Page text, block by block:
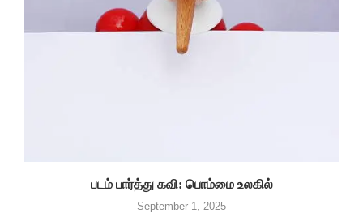
படம் பார்த்து கவி: பொம்மை உலகில்
September 1, 2025